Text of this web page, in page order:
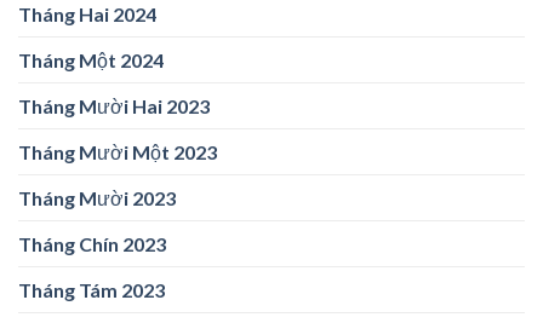
Tháng Hai 2024
Tháng Một 2024
Tháng Mười Hai 2023
Tháng Mười Một 2023
Tháng Mười 2023
Tháng Chín 2023
Tháng Tám 2023